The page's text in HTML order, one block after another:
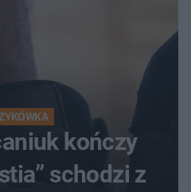
kończy
schodzi z